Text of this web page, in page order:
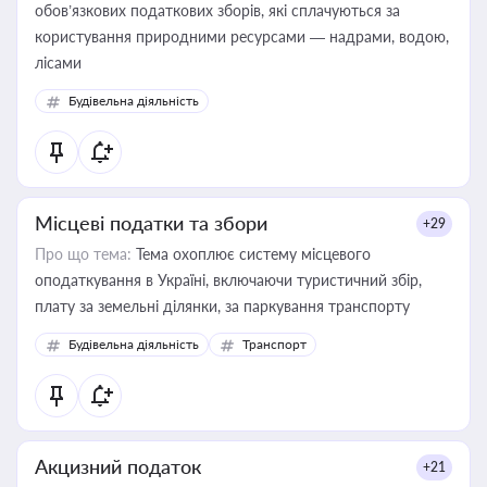
обов’язкових податкових зборів, які сплачуються за
користування природними ресурсами — надрами, водою,
лісами
Будівельна діяльність
Місцеві податки та збори +29
Про що тема: Тема охоплює систему місцевого
оподаткування в Україні, включаючи туристичний збір,
плату за земельні ділянки, за паркування транспорту
Будівельна діяльність Транспорт
Акцизний податок +21